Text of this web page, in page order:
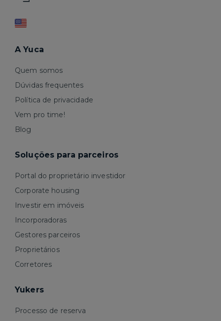
A Yuca
Quem somos
Dúvidas frequentes
Política de privacidade
Vem pro time!
Blog
Soluções para parceiros
Portal do proprietário investidor
Corporate housing
Investir em imóveis
Incorporadoras
Gestores parceiros
Proprietários
Corretores
Yukers
Processo de reserva